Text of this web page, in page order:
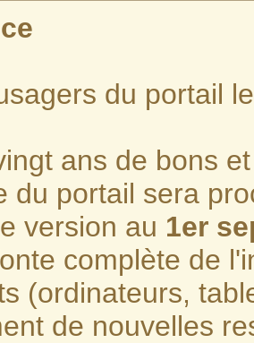
du portail
ans de bons
du portail sera
version au 1er
complète de
(ordinateurs,
de nouvelles